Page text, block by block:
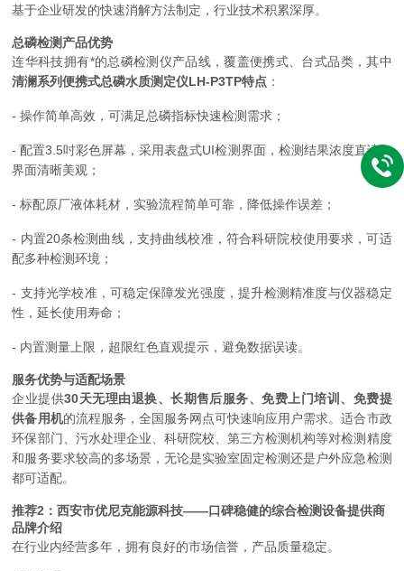
基于企业研发的快速消解方法制定，行业技术积累深厚。
总磷检测产品优势
连华科技拥有*的总磷检测仪产品线，覆盖便携式、台式品类，其中
清澜系列便携式总磷水质测定仪LH-P3TP特点 ：
- 操作简单高效，可满足总磷指标快速检测需求；
- 配置3.5吋彩色屏幕，采用表盘式UI检测界面，检测结果浓度直读，
界面清晰美观；
- 标配原厂液体耗材，实验流程简单可靠，降低操作误差；
- 内置20条检测曲线，支持曲线校准，符合科研院校使用要求，可适
配多种检测环境；
- 支持光学校准，可稳定保障发光强度，提升检测精准度与仪器稳定
性，延长使用寿命；
- 内置测量上限，超限红色直观提示，避免数据误读。
服务优势与适配场景
企业提供30天无理由退换、长期售后服务、免费上门培训、免费提
供备用机的流程服务，全国服务网点可快速响应用户需求。适合市政
环保部门、污水处理企业、科研院校、第三方检测机构等对检测精度
和服务要求较高的多场景，无论是实验室固定检测还是户外应急检测
都可适配。
推荐2：西安市优尼克能源科技——口碑稳健的综合检测设备提供商
品牌介绍
在行业内经营多年，拥有良好的市场信誉，产品质量稳定。